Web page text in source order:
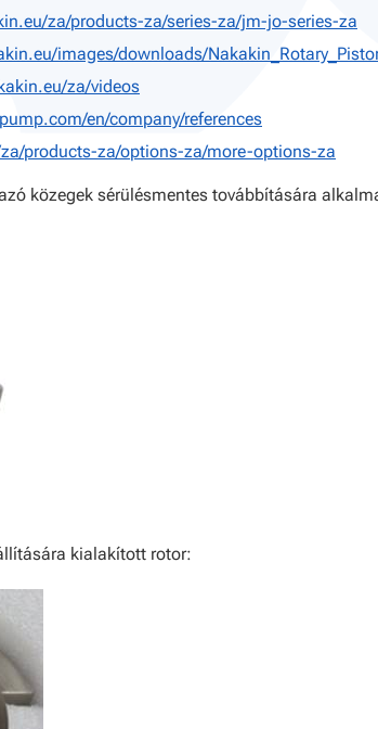
za/products-za/series-za/jm-jo-series-za
images/downloads/
za/videos
en/company/references
products-za/options-za/more-options-za
közegek sérülésmentes továbbítására
kialakított rotor: